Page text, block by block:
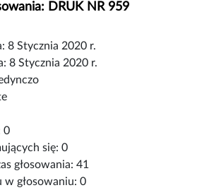
DRUK NR 959
8 Stycznia 2020 r.
8 Stycznia 2020 r.
0
się: 0
głosowania: 41
w głosowaniu: 0